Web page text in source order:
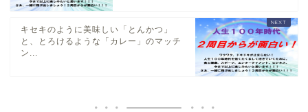
キセキのように美味しい「とんかつ」
と、とろけるような「カレー」のマッチ
ン...